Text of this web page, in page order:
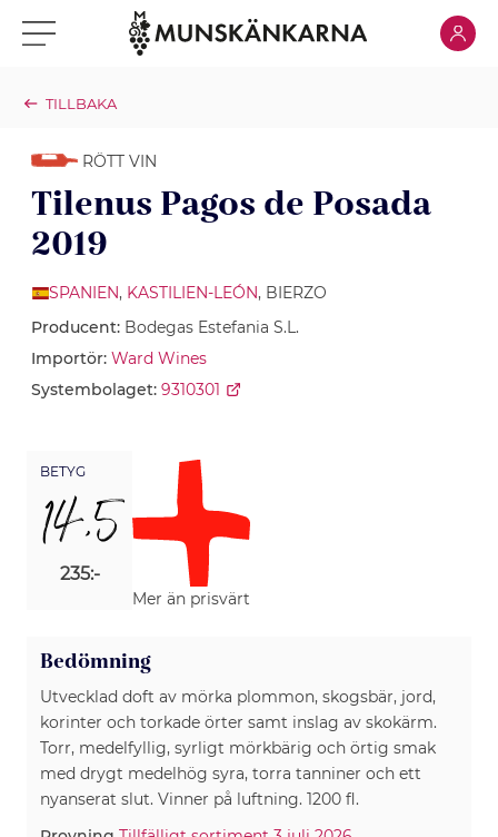
Klicka för meny Klicka
TILLBAKA
RÖTT VIN
Tilenus Pagos de Posada
2019
SPANIEN, KASTILIEN-LEÓN, BIERZO
Producent: Bodegas Estefania S.L.
Importör: Ward Wines
Systembolaget: 9310301
BETYG
14,5
235:-
Mer än prisvärt
Bedömning
Utvecklad doft av mörka plommon, skogsbär, jord,
korinter och torkade örter samt inslag av skokärm.
Torr, medelfyllig, syrligt mörkbärig och örtig smak
med drygt medelhög syra, torra tanniner och ett
nyanserat slut. Vinner på luftning. 1200 fl.